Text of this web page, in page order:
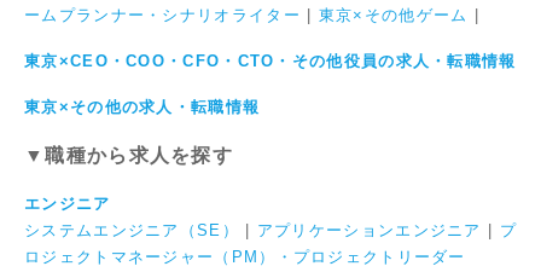
ームプランナー・シナリオライター
東京×その他ゲーム
東京×CEO・COO・CFO・CTO・その他役員の求人・転職情報
東京×その他の求人・転職情報
▼職種から求人を探す
エンジニア
システムエンジニア（SE）
アプリケーションエンジニア
プ
ロジェクトマネージャー（PM）・プロジェクトリーダー